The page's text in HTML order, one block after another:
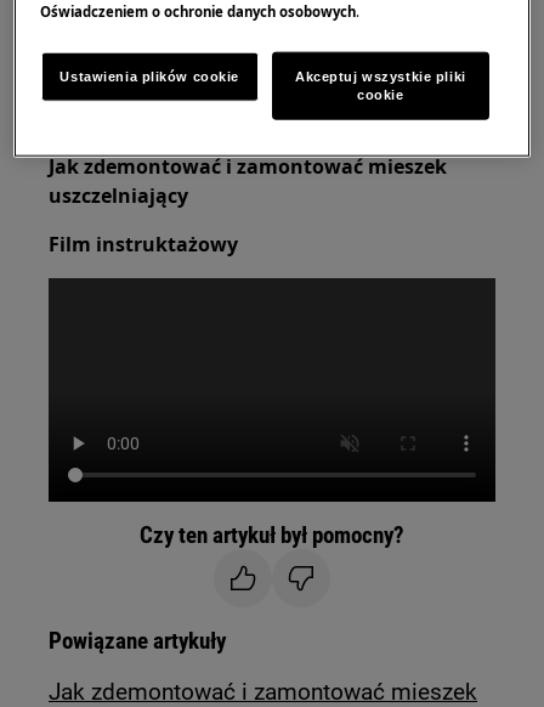
dla bezpieczeństwa, jeśli nie zostanie wykonana
prawidłowo
Jak zdemontować i zamontować mieszek
uszczelniający
Film instruktażowy
Czy ten artykuł był pomocny?
Powiązane artykuły
Jak zdemontować i zamontować mieszek
Oświadczeniem o ochronie danych osobowych.
Ustawienia plików cookie
Akceptuj wszystkie pliki
cookie